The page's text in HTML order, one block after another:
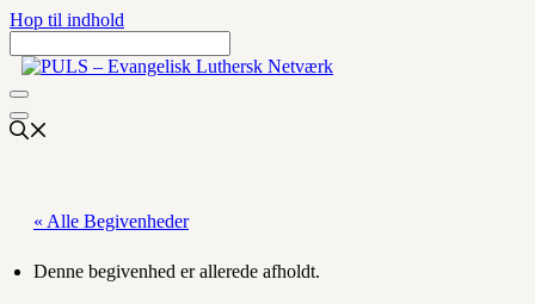
Hop til indhold
« Alle Begivenheder
Denne begivenhed er allerede afholdt.